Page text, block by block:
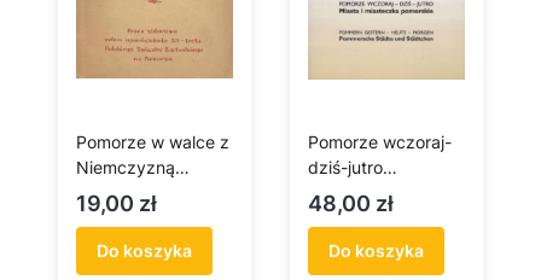
Pomorze w walce z
Niemczyzną
(antykwariat)
Cena
19,00 zł
Do koszyka
Pomorze wczoraj-
dziś-jutro
(antykwariat)
Cena
48,00 zł
Do koszyka